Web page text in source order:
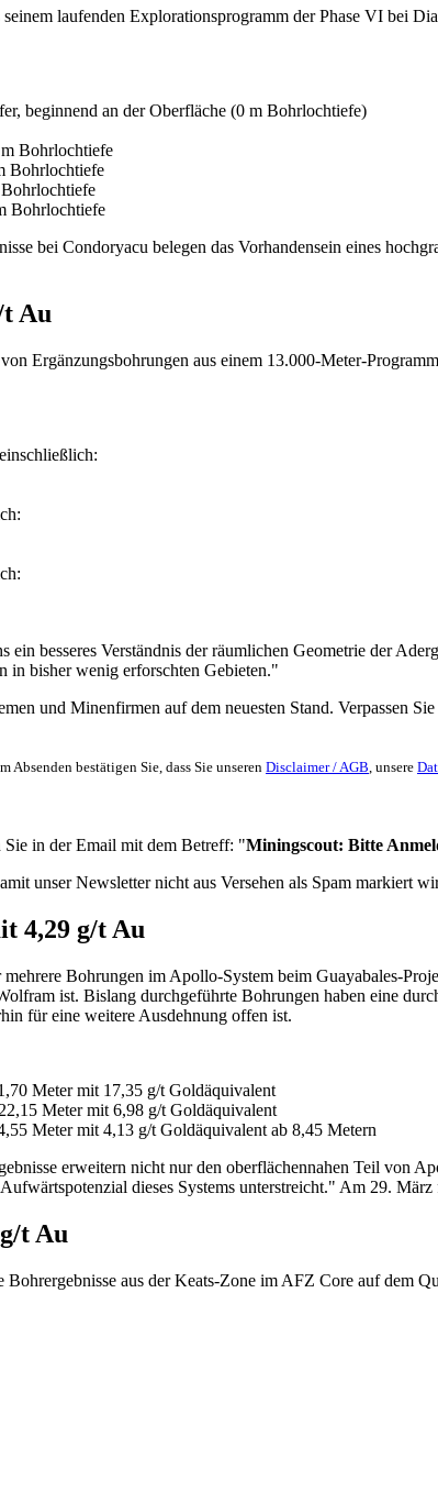
seinem laufenden Explorationsprogramm der Phase VI bei
beginnend an der Oberfläche (0 m Bohrlochtiefe)
Bohrlochtiefe
Bohrlochtiefe
Bohrlochtiefe
bei Condoryacu belegen das Vorhandensein eines
t Au
von Ergänzungsbohrungen aus einem 13.000-Meter-
besseres Verständnis der räumlichen Geometrie der
in bisher wenig erforschten Gebieten."
und Minenfirmen auf dem neuesten Stand. Verpassen
Absenden bestätigen Sie, dass Sie unseren Disclaimer / AGB, unsere
in der Email mit dem Betreff: "Miningscout: Bitte
unser Newsletter nicht aus Versehen als Spam markiert
4,29 g/t Au
Bohrungen im Apollo-System beim Guayabales-
ist. Bislang durchgeführte Bohrungen haben eine
für eine weitere Ausdehnung offen ist.
Meter mit 17,35 g/t Goldäquivalent
Meter mit 6,98 g/t Goldäquivalent
Meter mit 4,13 g/t Goldäquivalent ab 8,45 Metern
erweitern nicht nur den oberflächennahen Teil von
dieses Systems unterstreicht." Am 29. März
t Au
Bohrergebnisse aus der Keats-Zone im AFZ Core auf dem